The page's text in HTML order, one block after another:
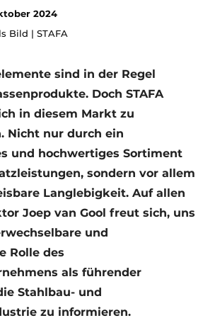
/ Cookie-Erklärung
2024
Bild | STAFA
sind in der Regel
Doch STAFA
in diesem Markt zu
Nicht nur durch ein
und hochwertiges Sortiment
sondern vor allem
Langlebigkeit. Auf allen
Joep van Gool freut sich, uns
und
Rolle des
als führender
Stahlbau- und
zu informieren.